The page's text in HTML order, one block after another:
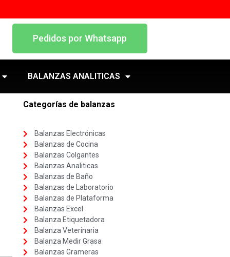
Pedidos por Whatsapp
BALANZAS ANALITICAS
Categorías de balanzas
Balanzas Electrónicas
Balanzas de Cocina
Balanzas Colgantes
Balanzas Analiticas
Balanzas de Baño
Balanzas de Laboratorio
Balanzas de Plataforma
Balanzas Excel
Balanza Etiquetadora
Balanza Veterinaria
Balanza Medir Grasa
Balanzas Grameras